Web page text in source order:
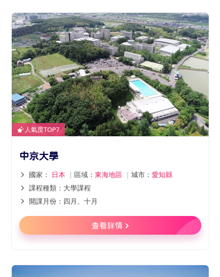
人氣度TOP7
中京大學
國家： 日本 ｜ 區域： 東海地區 ｜ 城市： 愛知縣
課程種類：大學課程
開課月份：四月、十月
查看詳情